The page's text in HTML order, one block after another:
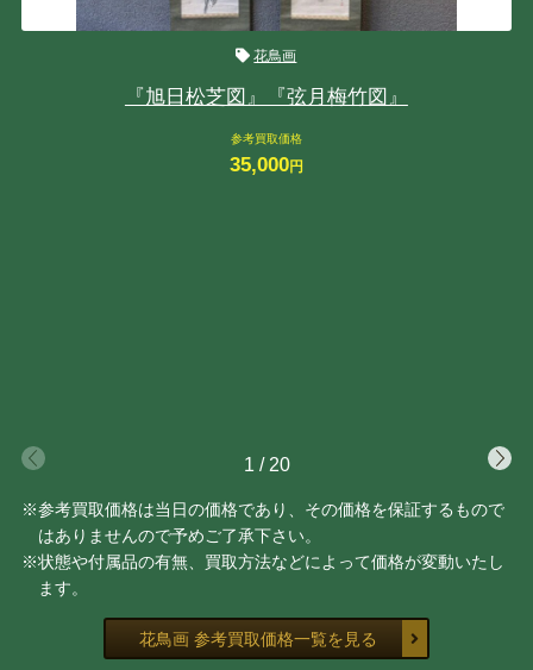
花鳥画
『旭日松芝図』『弦月梅竹図』
参考買取価格
35,000円
1/ 20
※参考買取価格は当日の価格であり、その価格を保証するもので
はありませんので予めご了承下さい。
※状態や付属品の有無、買取方法などによって価格が変動いたし
ます。
花鳥画 参考買取価格一覧を見る